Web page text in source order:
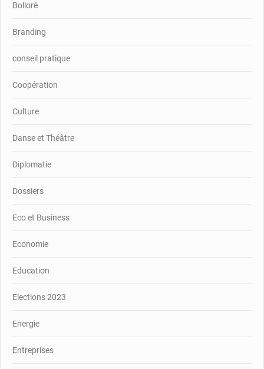
Bolloré
Branding
conseil pratique
Coopération
Culture
Danse et Théâtre
Diplomatie
Dossiers
Eco et Business
Economie
Education
Elections 2023
Energie
Entreprises